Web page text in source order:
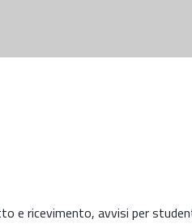
e ricevimento, avvisi per